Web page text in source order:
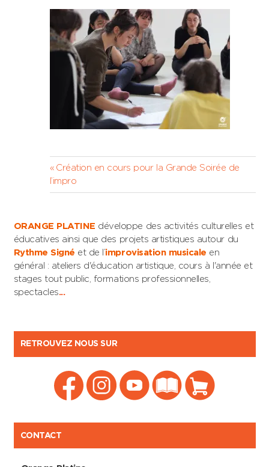
Navigation
de
Previous
Post:
Création en cours pour la Grande Soirée de
l’impro
ORANGE PLATINE développe des activités culturelles et
éducatives ainsi que des projets artistiques autour du
Rythme Signé et de l’improvisation musicale en
général : ateliers d'éducation artistique, cours à l'année et
stages tout public, formations professionnelles,
spectacles...
RETROUVEZ NOUS SUR
CONTACT